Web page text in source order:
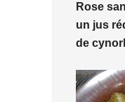
Rose
un jus
de